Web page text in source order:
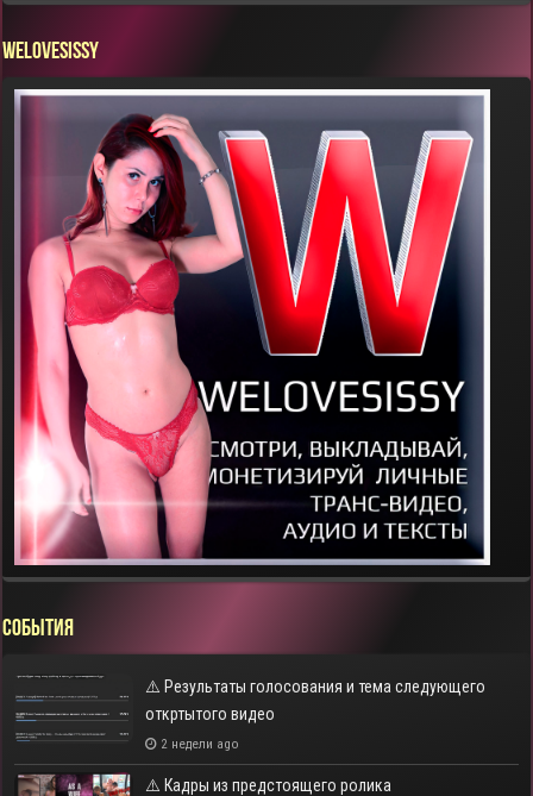
WELOVESISSY
СОБЫТИЯ
⚠️ Результаты голосования и тема следующего
откртытого видео
2 недели ago
⚠️ Кадры из предстоящего ролика